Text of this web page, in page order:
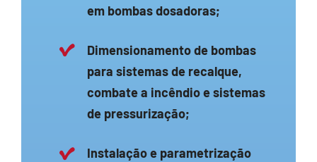
em bombas dosadoras;
Dimensionamento de bombas
para sistemas de recalque,
combate a incêndio e sistemas
de pressurização;
Instalação e parametrização